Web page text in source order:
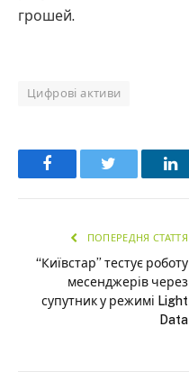
грошей.
Цифрові активи
Facebook
ПОПЕРЕДНЯ СТАТТЯ
“Київстар” тестує роботу
месенджерів через
супутник у режимі Light
Data